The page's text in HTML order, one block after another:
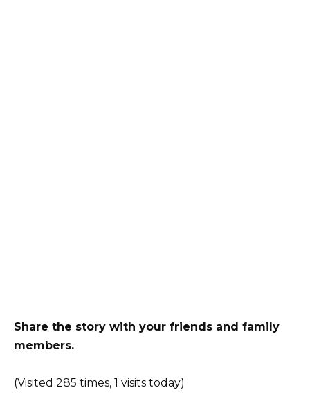
Share the story with your friends and family
members.
(Visited 285 times, 1 visits today)